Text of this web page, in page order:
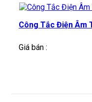
Công Tắc Điện Âm
Giá bán :